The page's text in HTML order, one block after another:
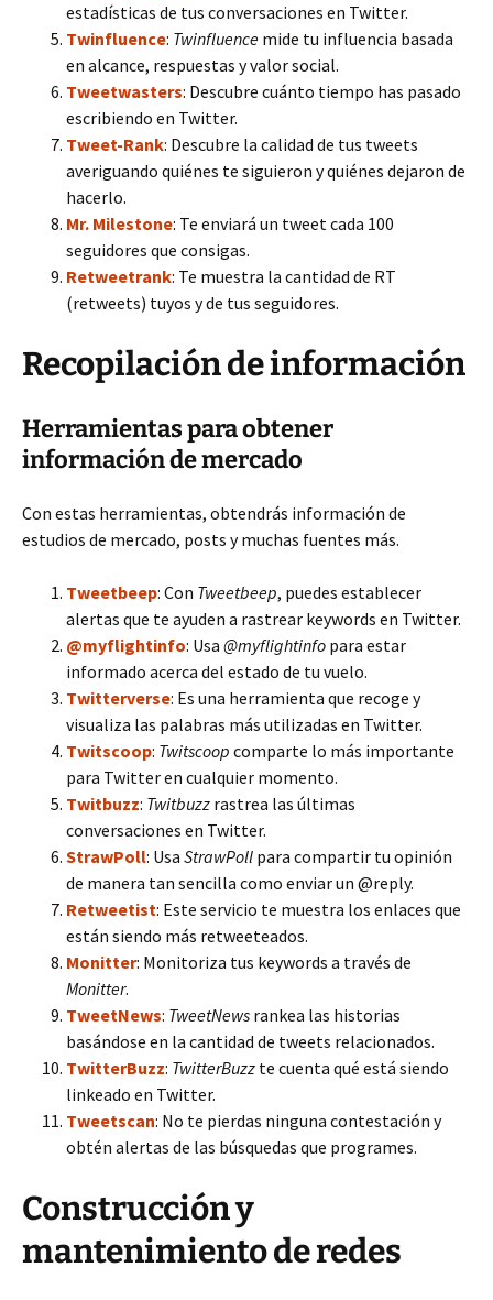
estadísticas de tus conversaciones en Twitter.
Twinfluence: Twinfluence mide tu influencia basada
en alcance, respuestas y valor social.
Tweetwasters: Descubre cuánto tiempo has pasado
escribiendo en Twitter.
Tweet-Rank: Descubre la calidad de tus tweets
averiguando quiénes te siguieron y quiénes dejaron de
hacerlo.
Mr. Milestone: Te enviará un tweet cada 100
seguidores que consigas.
Retweetrank: Te muestra la cantidad de RT
(retweets) tuyos y de tus seguidores.
Recopilación de información
Herramientas para obtener
información de mercado
Con estas herramientas, obtendrás información de
estudios de mercado, posts y muchas fuentes más.
Tweetbeep: Con Tweetbeep, puedes establecer
alertas que te ayuden a rastrear keywords en Twitter.
@myflightinfo: Usa @myflightinfo para estar
informado acerca del estado de tu vuelo.
Twitterverse: Es una herramienta que recoge y
visualiza las palabras más utilizadas en Twitter.
Twitscoop: Twitscoop comparte lo más importante
para Twitter en cualquier momento.
Twitbuzz: Twitbuzz rastrea las últimas
conversaciones en Twitter.
StrawPoll: Usa StrawPoll para compartir tu opinión
de manera tan sencilla como enviar un @reply.
Retweetist: Este servicio te muestra los enlaces que
están siendo más retweeteados.
Monitter: Monitoriza tus keywords a través de
Monitter.
TweetNews: TweetNews rankea las historias
basándose en la cantidad de tweets relacionados.
TwitterBuzz: TwitterBuzz te cuenta qué está siendo
linkeado en Twitter.
Tweetscan: No te pierdas ninguna contestación y
obtén alertas de las búsquedas que programes.
Construcción y
mantenimiento de redes